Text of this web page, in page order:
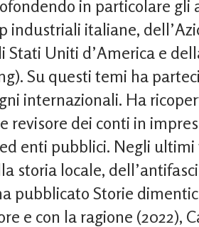
in particolare gli
industriali italiane,
Stati Uniti d’America e
Su questi temi ha
internazionali. Ha
revisore dei conti in
enti pubblici. Negli
storia locale,
pubblicato Storie
e con la ragione (2022),